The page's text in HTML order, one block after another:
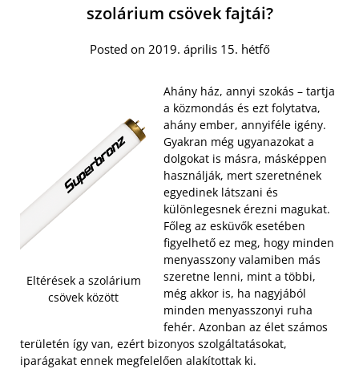
szolárium csövek fajtái?
Posted on 2019. április 15. hétfő
Eltérések a szolárium
csövek között
Ahány ház, annyi szokás – tartja
a közmondás és ezt folytatva,
ahány ember, annyiféle igény.
Gyakran még ugyanazokat a
dolgokat is másra, másképpen
használják, mert szeretnének
egyedinek látszani és
különlegesnek érezni magukat.
Főleg az esküvők esetében
figyelhető ez meg, hogy minden
menyasszony valamiben más
szeretne lenni, mint a többi,
még akkor is, ha nagyjából
minden menyasszonyi ruha
fehér. Azonban az élet számos
területén így van, ezért bizonyos szolgáltatásokat,
iparágakat ennek megfelelően alakítottak ki.